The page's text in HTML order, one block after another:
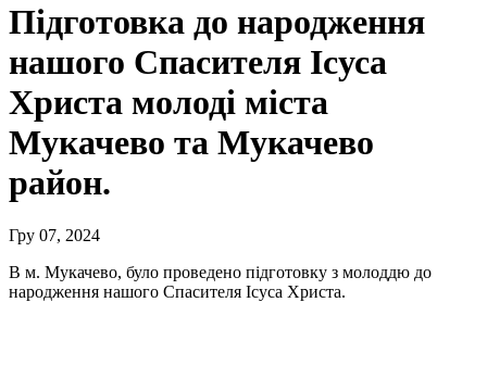
Підготовка до народження
нашого Спасителя Ісуса
Христа молоді міста
Мукачево та Мукачево
район.
Гру 07, 2024
В м. Мукачево, було проведено підготовку з молоддю до
народження нашого Спасителя Ісуса Христа.